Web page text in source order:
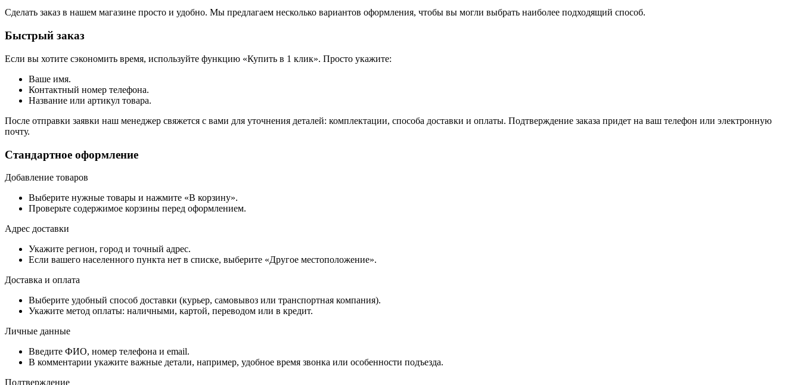
Сделать заказ в нашем магазине просто и удобно. Мы предлагаем несколько вариантов оформления, чтобы вы могли выбрать наиболее подходящий способ.
Быстрый заказ
Если вы хотите сэкономить время, используйте функцию «Купить в 1 клик». Просто укажите:
Ваше имя.
Контактный номер телефона.
Название или артикул товара.
После отправки заявки наш менеджер свяжется с вами для уточнения деталей: комплектации, способа доставки и оплаты. Подтверждение заказа придет на ваш телефон или электронную
почту.
Стандартное оформление
Добавление товаров
Выберите нужные товары и нажмите «В корзину».
Проверьте содержимое корзины перед оформлением.
Адрес доставки
Укажите регион, город и точный адрес.
Если вашего населенного пункта нет в списке, выберите «Другое местоположение».
Доставка и оплата
Выберите удобный способ доставки (курьер, самовывоз или транспортная компания).
Укажите метод оплаты: наличными, картой, переводом или в кредит.
Личные данные
Введите ФИО, номер телефона и email.
В комментарии укажите важные детали, например, удобное время звонка или особенности подъезда.
Подтверждение